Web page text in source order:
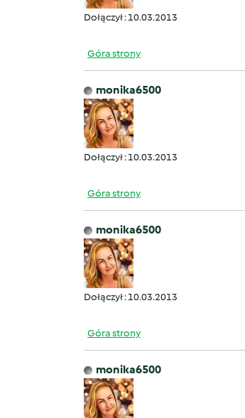
Dołączył : 10.03.2013
Góra strony
monika6500
Dołączył : 10.03.2013
Góra strony
monika6500
Dołączył : 10.03.2013
Góra strony
monika6500